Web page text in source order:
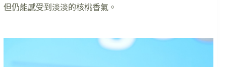
但仍能感受到淡淡的核桃香氣。